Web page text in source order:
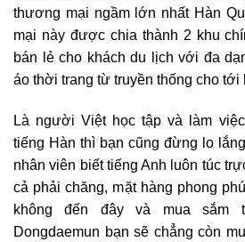
thương mại ngầm lớn nhất Hàn
mại này được chia thành 2 khu
bán lẻ cho khách du lịch với đa
áo thời trang từ truyền thống cho tới
Là người Việt học tập và làm
tiếng Hàn thì bạn cũng đừng lo
nhân viên biết tiếng Anh luôn túc
cả phải chăng, mặt hàng phong
không đến đây và mua sắm
Dongdaemun bạn sẽ chẳng còn